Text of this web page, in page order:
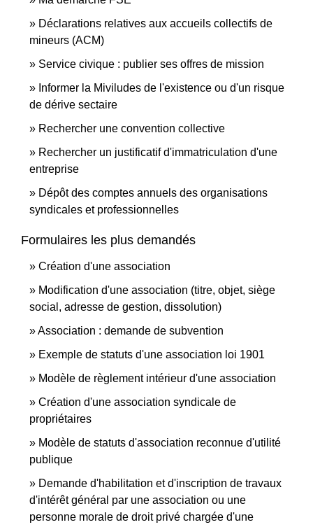
Déclarations relatives aux accueils collectifs de
mineurs (ACM)
Service civique : publier ses offres de mission
Informer la Miviludes de l'existence ou d'un risque
de dérive sectaire
Rechercher une convention collective
Rechercher un justificatif d'immatriculation d'une
entreprise
Dépôt des comptes annuels des organisations
syndicales et professionnelles
Formulaires les plus demandés
Création d'une association
Modification d'une association (titre, objet, siège
social, adresse de gestion, dissolution)
Association : demande de subvention
Exemple de statuts d'une association loi 1901
Modèle de règlement intérieur d'une association
Création d'une association syndicale de
propriétaires
Modèle de statuts d'association reconnue d'utilité
publique
Demande d'habilitation et d'inscription de travaux
d'intérêt général par une association ou une
personne morale de droit privé chargée d'une